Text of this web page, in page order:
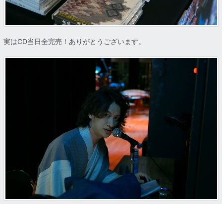
実はCD当日全完売！ありがとうございます。